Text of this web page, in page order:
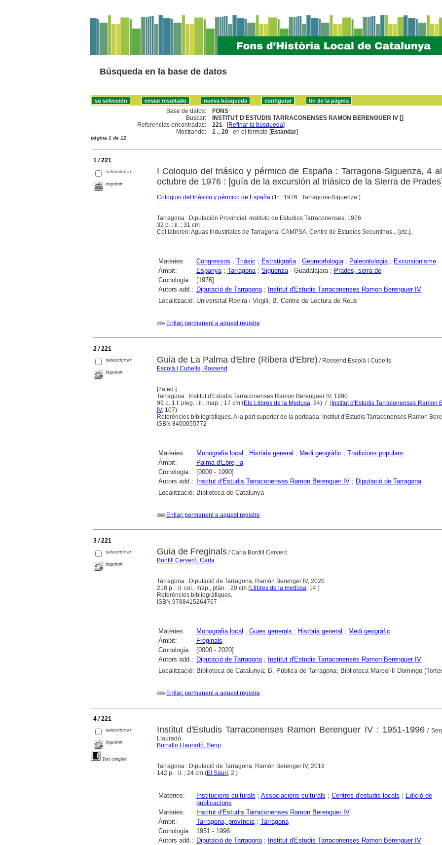
Búsqueda en la base de datos
Base de datos:
FONS
Buscar:
INSTITUT D'ESTUDIS TARRACONENSES RAMON BERENGUER IV []
Referencias encontradas:
221 [Refinar la búsqueda]
Mostrando:
1 .. 20 en el formato [Estandar]
página 1 de 12
1 / 221
seleccionar
imprimir
I Coloquio del triásico y pérmico de España : Tarragona-Siguenza, 4
octubre de 1976 : [guía de la excursión al triásico de la Sierra de
Coloquio del triásico y pérmico de España(1r : 1976 : Tarragona-Siguenza )
Tarragona : Diputación Provincial. Instituto de Estudios Tarraconenses, 1976
32 p. : il. ; 31 cm
Col.laboren: Aguas Industriales de Tarragona, CAMPSA, Centro de Estudios Secuntinos... [etc.].
Matèries: Congressos ; Triàsic ; Estratigrafia; Geomorfologia; Paleontologia; Excursionisme
Àmbit:
Espanya; Tarragona; Sigüenza- Guadalajara ; Prades, serra de
Cronologia:
[1976]
Autors add.: Diputació de Tarragona; Institut d'Estudis Tarraconenses Ramon Berenguer IV
Localització: Universitat Rovira i Virgili; B. Centre de Lectura de Reus
Enllaç permanent a aquest registre
2 / 221
seleccionar
imprimir
Guia de La Palma d'Ebre (Ribera d'Ebre) / Rossend Escolà i Cubells
Escolà i Cubells, Rossend
[2a ed.].
Tarragona : Institut d'Estudis Tarraconenses Ramon Berenguer IV, 1990
99 p.,1 f. pleg. : il., map. ; 17 cm (Els Llibres de la Medusa, 24) / ( Institut d'Estudis Tarraconenses Ramon
IV, 107)
Referències bibliogràfiques. A la part superior de la portdada: Institut d'Estudis Tarraconenses Ramon
ISBN 8400055772
Matèries: Monografia local ; Història general ; Medi geogràfic ; Tradicions populars
Àmbit:
Palma d'Ebre, la
Cronologia:
[0000 - 1990]
Autors add.:
Institut d'Estudis Tarraconenses Ramon Berenguer IV; Diputació de Tarragona
Localització: Biblioteca de Catalunya
Enllaç permanent a aquest registre
3 / 221
seleccionar
imprimir
Guia de Freginals/ Carla Bonfill Cerveró
Bonfill Cerveró, Carla
Tarragona : Diputació de Tarragona, Ramón Berenger IV, 2020
218 p. : il. col., map., plàn. ; 20 cm (Llibres de la medusa, 14 )
Referències bibliogràfiques.
ISBN 9788415264767
Matèries: Monografia local ; Guies generals ; Història general ; Medi geogràfic
Àmbit:
Freginals
Cronologia:
[0000 - 2020]
Autors add.: Diputació de Tarragona; Institut d'Estudis Tarraconenses Ramon Berenguer IV
Localització: Biblioteca de Catalunya; B. Pública de Tarragona; Biblioteca Marcel·lí Domingo
Enllaç permanent a aquest registre
4 / 221
seleccionar
imprimir
Text complet
Institut d'Estudis Tarraconenses Ramon Berenguer IV : 1951-1996 /
Llauradó
Borrallo Llauradó, Sergi
Tarragona : Diputació de Tarragona, Ramón Berenger IV, 2019
142 p. : il. ; 24 cm (El Saurí, 2 )
Matèries: Institucions culturals ; Associacions culturals ; Centres d'estudis locals ; Edició de
publicacions
Matèries:
Institut d'Estudis Tarraconenses Ramon Berenguer IV
Àmbit:
Tarragona, província; Tarragona
Cronologia:
1951 - 1996
Autors add.: Diputació de Tarragona; Institut d'Estudis Tarraconenses Ramon Berenguer IV